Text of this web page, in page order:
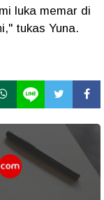
luka memar di
tukas Yuna.